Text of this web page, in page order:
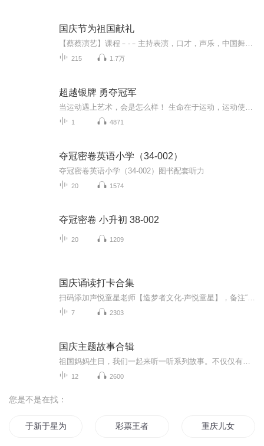
国庆节为祖国献礼
215 1.7万
超越银牌 勇夺冠军
1 4871
夺冠密卷英语小学（34-002）
夺冠密卷英语小学（34-002）图书配套听力
20 1574
夺冠密卷 小升初 38-002
20 1209
国庆诵读打卡合集
7 2303
国庆主题故事合辑
12 2600
您是不是在找：
于新于星为足球而夺冠 彩票王者 重庆儿女